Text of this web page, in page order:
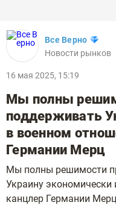
Все Верно
Новости рынков
16 мая 2025, 15:19
Мы полны
поддерживать
в военном
Германии Мерц
Мы полны решимости
Украину
канцлер Германии Мерц